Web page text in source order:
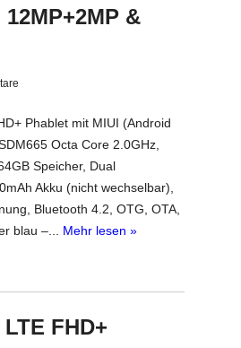
&
Phablet mit MIUI (Android
Octa Core 2.0GHz,
Speicher, Dual
Akku (nicht wechselbar),
Bluetooth 4.2, OTG, OTA,
blau –... Mehr lesen »
FHD+